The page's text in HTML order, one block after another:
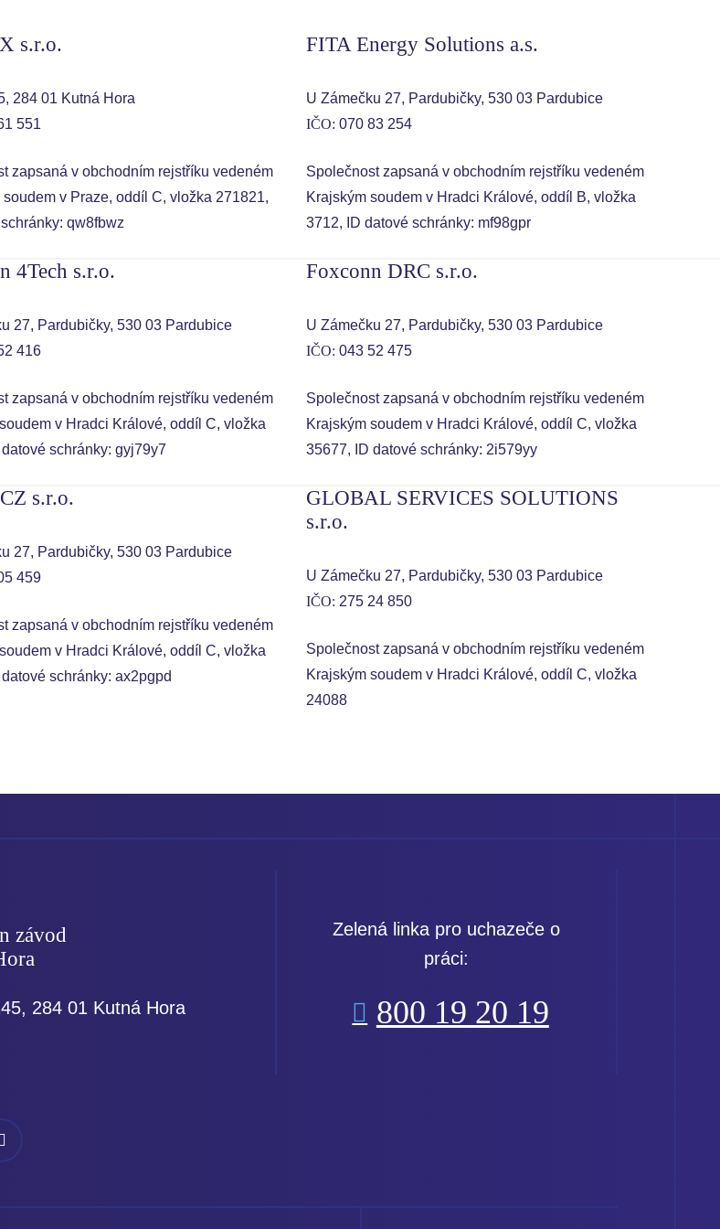
s.r.o.
284 01 Kutná Hora
551
zapsaná v obchodním rejstříku vedeném
soudem v Praze, oddíl C, vložka 271821,
schránky: qw8fbwz
FITA Energy Solutions a.s.
U Zámečku 27, Pardubičky, 530 03 Pardubice
IČO: 070 83 254
Společnost zapsaná v obchodním rejstříku vedeném
Krajským soudem v Hradci Králové, oddíl B, vložka
3712, ID datové schránky: mf98gpr
4Tech s.r.o.
27, Pardubičky, 530 03 Pardubice
416
zapsaná v obchodním rejstříku vedeném
v Hradci Králové, oddíl C, vložka
schránky: gyj79y7
Foxconn DRC s.r.o.
U Zámečku 27, Pardubičky, 530 03 Pardubice
IČO: 043 52 475
Společnost zapsaná v obchodním rejstříku vedeném
Krajským soudem v Hradci Králové, oddíl C, vložka
35677, ID datové schránky: 2i579yy
s.r.o.
27, Pardubičky, 530 03 Pardubice
459
zapsaná v obchodním rejstříku vedeném
v Hradci Králové, oddíl C, vložka
schránky: ax2pgpd
GLOBAL SERVICES SOLUTIONS
s.r.o.
U Zámečku 27, Pardubičky, 530 03 Pardubice
IČO: 275 24 850
Společnost zapsaná v obchodním rejstříku vedeném
Krajským soudem v Hradci Králové, oddíl C, vložka
24088
závod
284 01 Kutná Hora
Zelená linka pro uchazeče o
práci:
800 19 20 19